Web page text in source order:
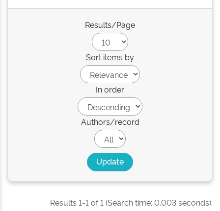
Results/Page
Sort items by
In order
Authors/record
Results 1-1 of 1 (Search time: 0.003 seconds).